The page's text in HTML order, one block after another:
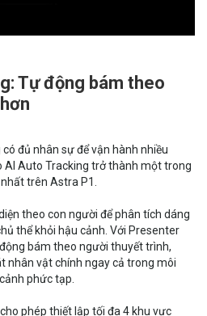
Tự động bám theo
đủ nhân sự để vận hành nhiều
AI Auto Tracking trở thành một trong
trên Astra P1.
theo con người để phân tích dáng
thể khỏi hậu cảnh. Với Presenter
bám theo người thuyết trình,
nhân vật chính ngay cả trong môi
phức tạp.
phép thiết lập tối đa 4 khu vực